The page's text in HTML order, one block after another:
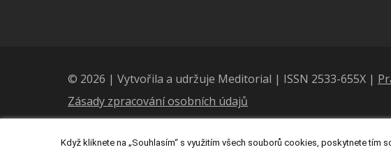
© 2026 | Vytvořila a udržuje Meditorial | ISSN 2533-655X |
Zásady zpracování osobních údajů
Když kliknete na „Souhlasím“ s využitím všech souborů cookies, poskytnete tím